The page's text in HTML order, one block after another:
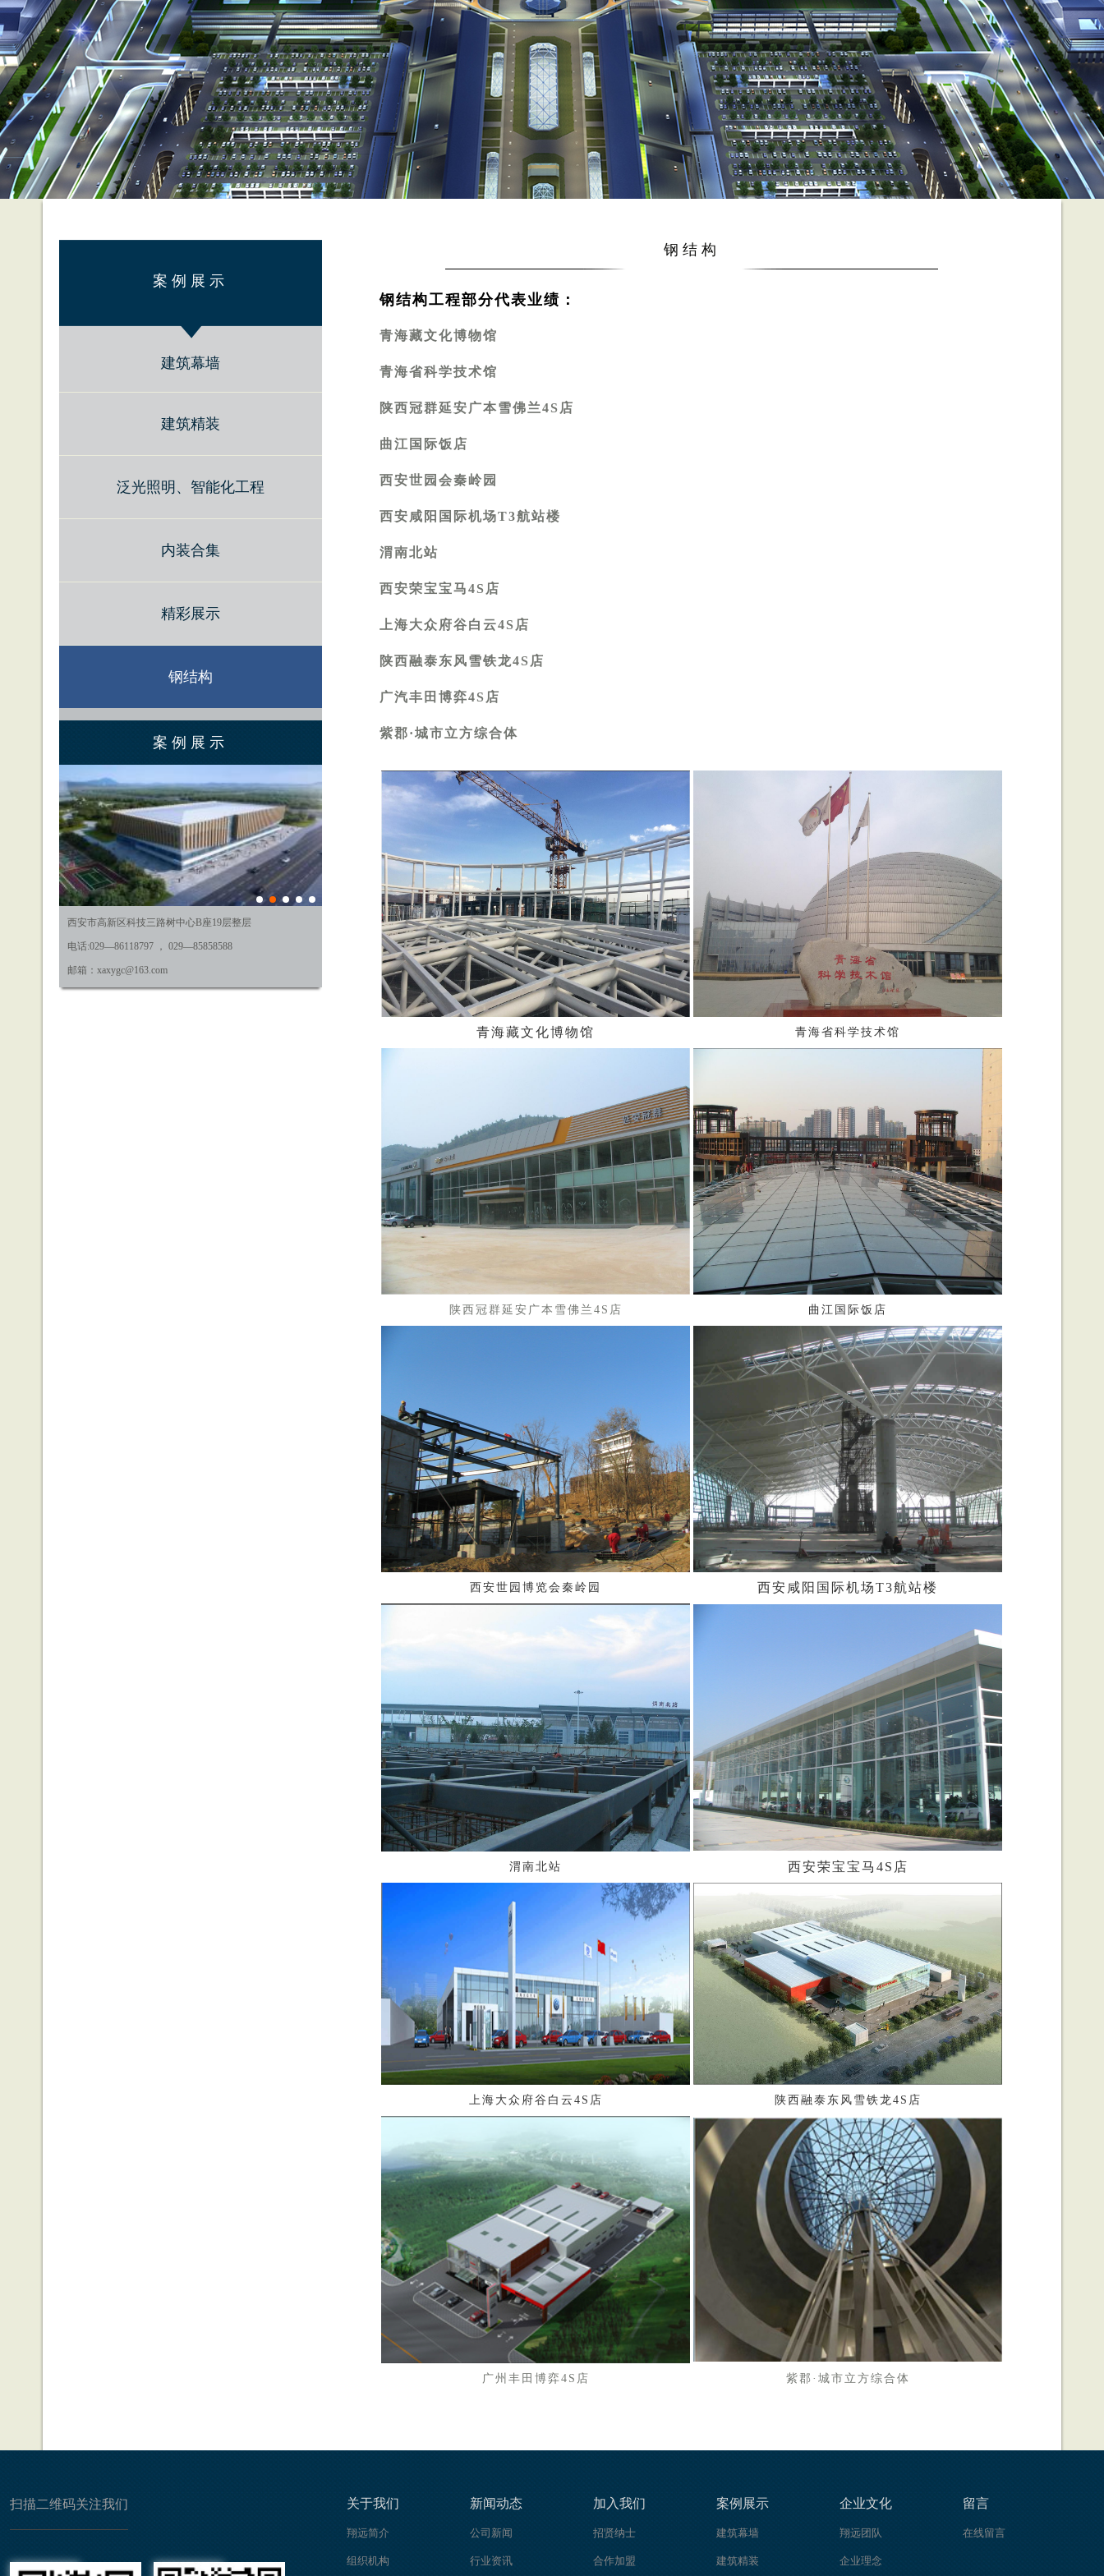
钢结构
钢结构工程部分代表业绩：
青海藏文化博物馆
青海省科学技术馆
陕西冠群延安广本雪佛兰4S店
曲江国际饭店
西安世园会秦岭园
西安咸阳国际机场T3航站楼
渭南北站
西安荣宝宝马4S店
上海大众府谷白云4S店
陕西融泰东风雪铁龙4S店
广汽丰田博弈4S店
紫郡·城市立方综合体
青海藏文化博物馆 青海省科学技术馆
陕西冠群延安广本雪佛 兰4S店 曲江国际饭店
西安世园博览会秦岭园 西安咸阳国际机场T3航站楼
渭南北站 西安荣宝宝马4S店
上海大众府谷白云4S店 陕西融泰东风雪铁龙4S店
广州丰田博弈4S店 紫郡 ·城市立方综合体
案例展示
建筑幕墙
建筑精装
泛光照明、智能化工程
内装合集
精彩展示
钢结构
案例展示
西安市高新区科技三路树中心B座19层整层
电话:029—86118797 ， 029—85858588
邮箱：xaxygc@163.com
扫描二维码关注我们 关于我们
翔远简介
组织机构
新闻动态
公司新闻
行业资讯
加入我们
招贤纳士
合作加盟
案例展示
建筑幕墙
建筑精装
企业文化
翔远团队
企业理念
留言
在线留言